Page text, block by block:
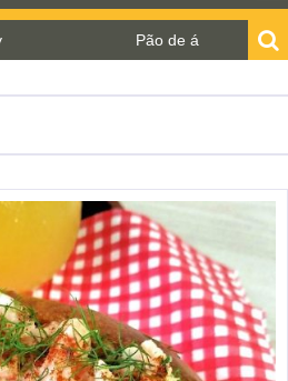
Pão de água para o World Bread Day